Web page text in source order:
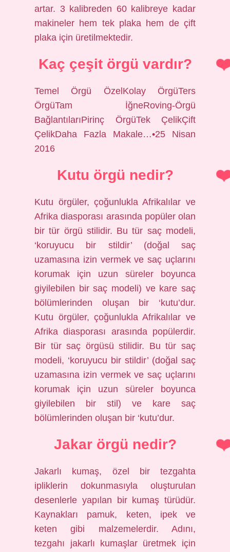
artar. 3 kalibreden 60 kalibreye kadar
makineler hem tek plaka hem de çift
plaka için üretilmektedir.
Kaç çeşit örgü vardır?
Temel Örgü ÖzelKolay ÖrgüTers
ÖrgüTam İğneRoving-Örgü
BağlantılarıPirinç ÖrgüTek ÇelikÇift
ÇelikDaha Fazla Makale…•25 Nisan
2016
Kutu örgü nedir?
Kutu örgüler, çoğunlukla Afrikalılar ve
Afrika diasporası arasında popüler olan
bir tür örgü stilidir. Bu tür saç modeli,
‘koruyucu bir stildir’ (doğal saç
uzamasına izin vermek ve saç uçlarını
korumak için uzun süreler boyunca
giyilebilen bir saç modeli) ve kare saç
bölümlerinden oluşan bir ‘kutu’dur.
Kutu örgüler, çoğunlukla Afrikalılar ve
Afrika diasporası arasında popülerdir.
Bir tür saç örgüsü stilidir. Bu tür saç
modeli, ‘koruyucu bir stildir’ (doğal saç
uzamasına izin vermek ve saç uçlarını
korumak için uzun süreler boyunca
giyilebilen bir stil) ve kare saç
bölümlerinden oluşan bir ‘kutu’dur.
Jakar örgü nedir?
Jakarlı kumaş, özel bir tezgahta
ipliklerin dokunmasıyla oluşturulan
desenlerle yapılan bir kumaş türüdür.
Kaynakları pamuk, keten, ipek ve
keten gibi malzemelerdir. Adını,
tezgahı jakarlı kumaşlar üretmek için